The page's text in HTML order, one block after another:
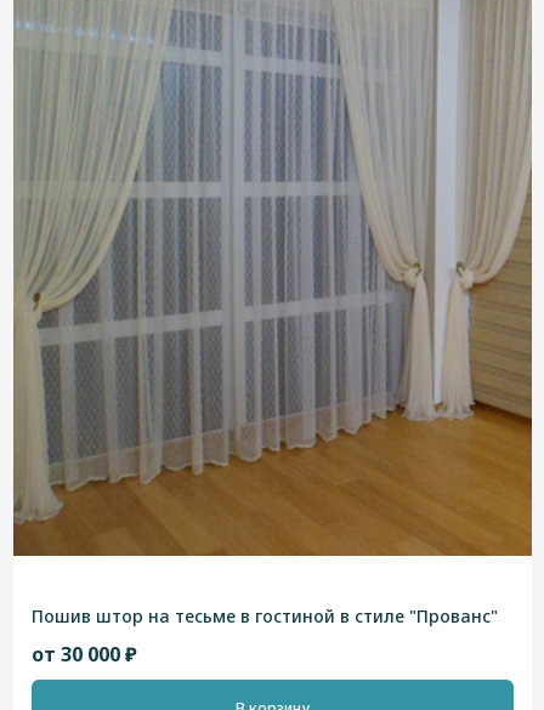
Пошив штор на тесьме в гостиной в стиле "Прованс"
от 30 000 ₽